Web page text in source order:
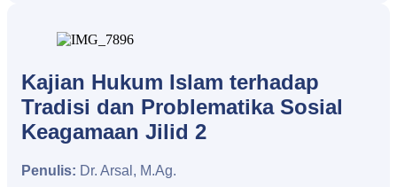
Kajian Hukum Islam terhadap
Tradisi dan Problematika Sosial
Keagamaan Jilid 2
Penulis: Dr. Arsal, M.Ag.